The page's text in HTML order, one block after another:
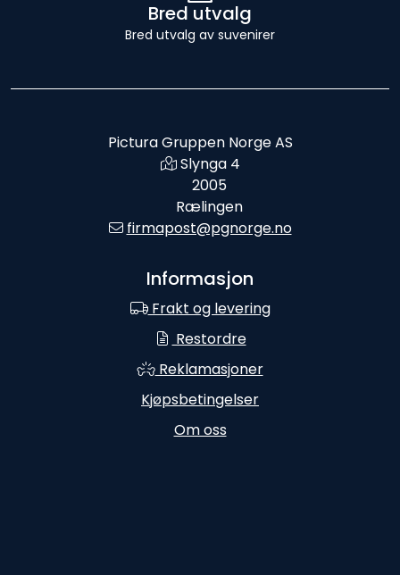
Bred utvalg
Bred utvalg av suvenirer
Pictura Gruppen Norge AS
Slynga 4
2005
Rælingen
firmapost@pgnorge.no
Informasjon
Frakt og levering
Restordre
Reklamasjoner
Kjøpsbetingelser
Om oss